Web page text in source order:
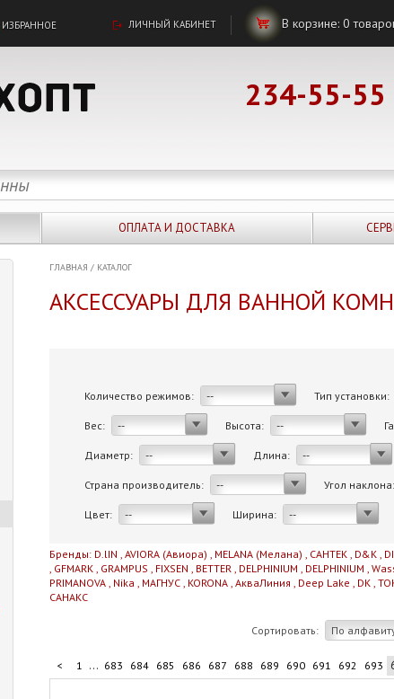
ИЗБРАННОЕ ЛИЧНЫЙ КАБИНЕТ В корзине: 0
234-55-55
ОПЛАТА И ДОСТАВКА
ГЛАВНАЯ / КАТАЛОГ
АКСЕССУАРЫ ДЛЯ ВАННОЙ
Количество режимов:
-- Тип установки:
Вес: -- Высота: --
Диаметр: -- Длина: --
Страна производитель: -- Угол наклона:
Цвет: -- Ширина: --
Бренды: D.lIN , AVIORA (Авиора) , MELANA (Мелана) , САНТЕК , D&K ,
, GFMARK , GRAMPUS , FIXSEN , BETTER , DELPHINIUM , DELPHINIUM ,
PRIMANOVA , Nika , МАГНУС , KORONA , АкваЛиния , Deep Lake , DK ,
САНАКС
Сортировать: По
< 1 ... 683 684 685 686 687 688 689 690 691 692 693